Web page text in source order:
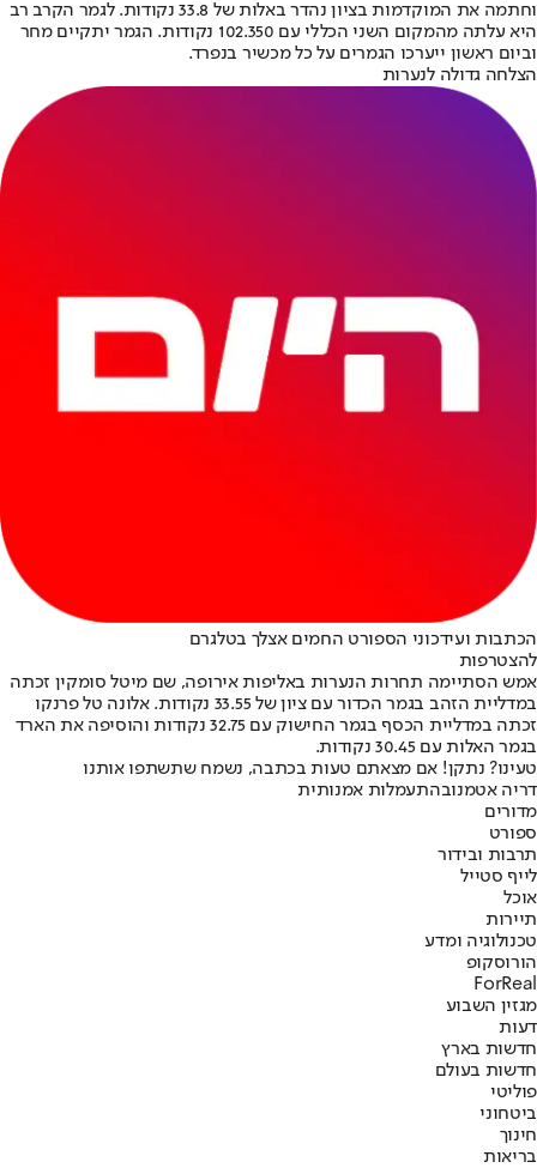
וחתמה את המוקדמות בציון נהדר באלות של 33.8 נקודות. לגמר הקרב רב
היא עלתה מהמקום השני הכללי עם 102.350 נקודות. הגמר יתקיים מחר
וביום ראשון ייערכו הגמרים על כל מכשיר בנפרד.
הצלחה גדולה לנערות
הכתבות ועידכוני הספורט החמים אצלך בטלגרם
להצטרפות
אמש הסתיימה תחרות הנערות באליפות אירופה, שם מיטל סומקין זכתה
במדליית הזהב בגמר הכדור עם ציון של 33.55 נקודות. אלונה טל פרנקו
זכתה במדליית הכסף בגמר החישוק עם 32.75 נקודות והוסיפה את הארד
בגמר האלות עם 30.45 נקודות.
טעינו? נתקן! אם מצאתם טעות בכתבה, נשמח שתשתפו אותנו
דריה אטמנובהתעמלות אמנותית
מדורים
ספורט
תרבות ובידור
לייף סטייל
אוכל
תיירות
טכנולוגיה ומדע
הורוסקופ
ForReal
מגזין השבוע
דעות
חדשות בארץ
חדשות בעולם
פוליטי
ביטחוני
חינוך
בריאות